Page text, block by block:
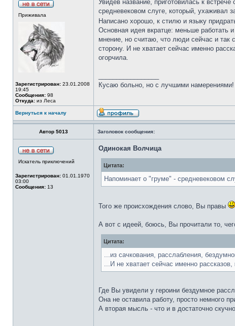
Приживала
Зарегистрирован: 23.01.2008
19:45
Сообщения: 98
Откуда: из Леса
Увидев название, приготовилась к
средневековом слуге, который, ухаживал
Написано хорошо, к стилю и языку
Основная идея вкратце: меньше работать
мнение, но считаю, что люди сейчас и так
сторону. И не хватает сейчас именно
огорчила.
Кусаю больно, но с лучшими намерениями!
Вернуться к началу
Автор 5013 Заголовок сообщения:
Искатель приключений
Зарегистрирован: 01.01.1970
03:00
Сообщения: 13
Одинокая Волчица
Цитата:
Напоминает о "груме" - средневековом
Того же происхождения слово, Вы правы
А вот с идеей, боюсь, Вы прочитали то,
Цитата:
...из сачкования, расслабления,
...И не хватает сейчас именно
Где Вы увидели у героини бездумное
Она не оставила работу, просто немного
А вторая мысль - что и в достаточно